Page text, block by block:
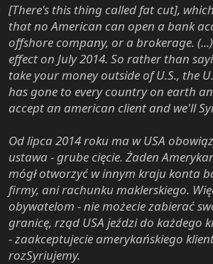
[There's this thing called fat cut],
that no American can open a bank
offshore company, or a brokerage.
effect on July 2014. So rather than
take your money outside of U.S., the
has gone to every country on earth
accept an american client and we'll
Od lipca 2014 roku ma w USA
ustawa - grube cięcie. Żaden
mógł otworzyć w innym kraju konta
firmy, ani rachunku maklerskiego.
obywatelom - nie możecie zabierać
granicę, rząd USA jeździ do każdego
- zaakceptujecie amerykańskiego
rozSyriujemy.